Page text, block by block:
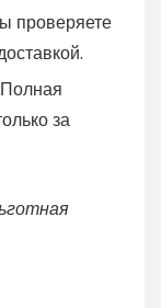
проверяете
за